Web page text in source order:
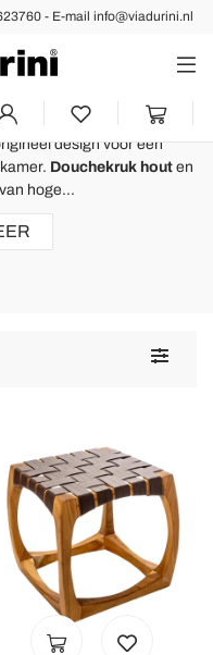
- E-mail info@viadurini.nl
Perfecte
Badkamer
design voor een
Douchekruk hout en
hoge...
Toggle